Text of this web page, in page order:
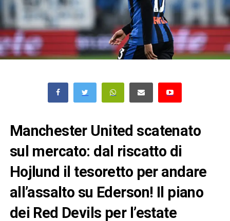
Manchester United scatenato
sul mercato: dal riscatto di
Hojlund il tesoretto per andare
all’assalto su Ederson! Il piano
dei Red Devils per l’estate